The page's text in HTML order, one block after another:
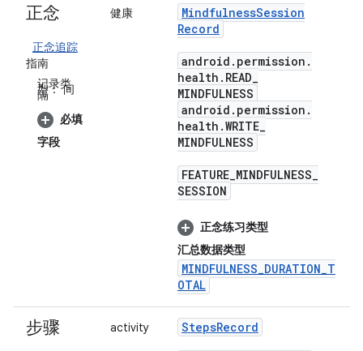
正念
正念追踪
指南
记录类
型：间
隔
必填
字段
健康 MindfulnessSession
Record
android . permission .
health . READ_
MINDFULNESS
android . permission .
health .WRITE_
MINDFULNESS
FEATURE_MINDFULNESS_
SESSION
正念练习类型
汇总数据类型
MINDFULNESS_DURATION_T
OTAL
步骤 activity StepsRecord